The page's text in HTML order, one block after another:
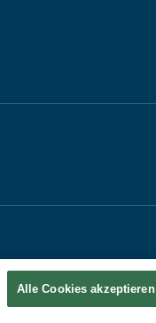
Alle Cookies akzeptieren